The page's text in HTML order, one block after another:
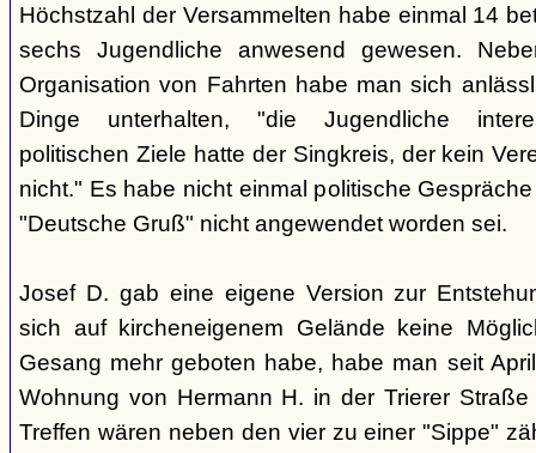
Höchstzahl der Versammelten habe einmal 14
sechs Jugendliche anwesend gewesen.
Organisation von Fahrten habe man sich
Dinge unterhalten, "die Jugendliche
politischen Ziele hatte der Singkreis, der kein
nicht." Es habe nicht einmal politische
"Deutsche Gruß" nicht angewendet worden sei.
Josef D. gab eine eigene Version zur
sich auf kircheneigenem Gelände keine
Gesang mehr geboten habe, habe man seit
Wohnung von Hermann H. in der Trierer
Treffen wären neben den vier zu einer "Sippe"